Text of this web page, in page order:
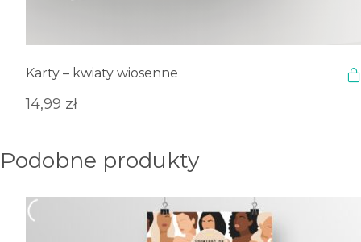
Karty – kwiaty wiosenne
14,99 zł
Podobne produkty